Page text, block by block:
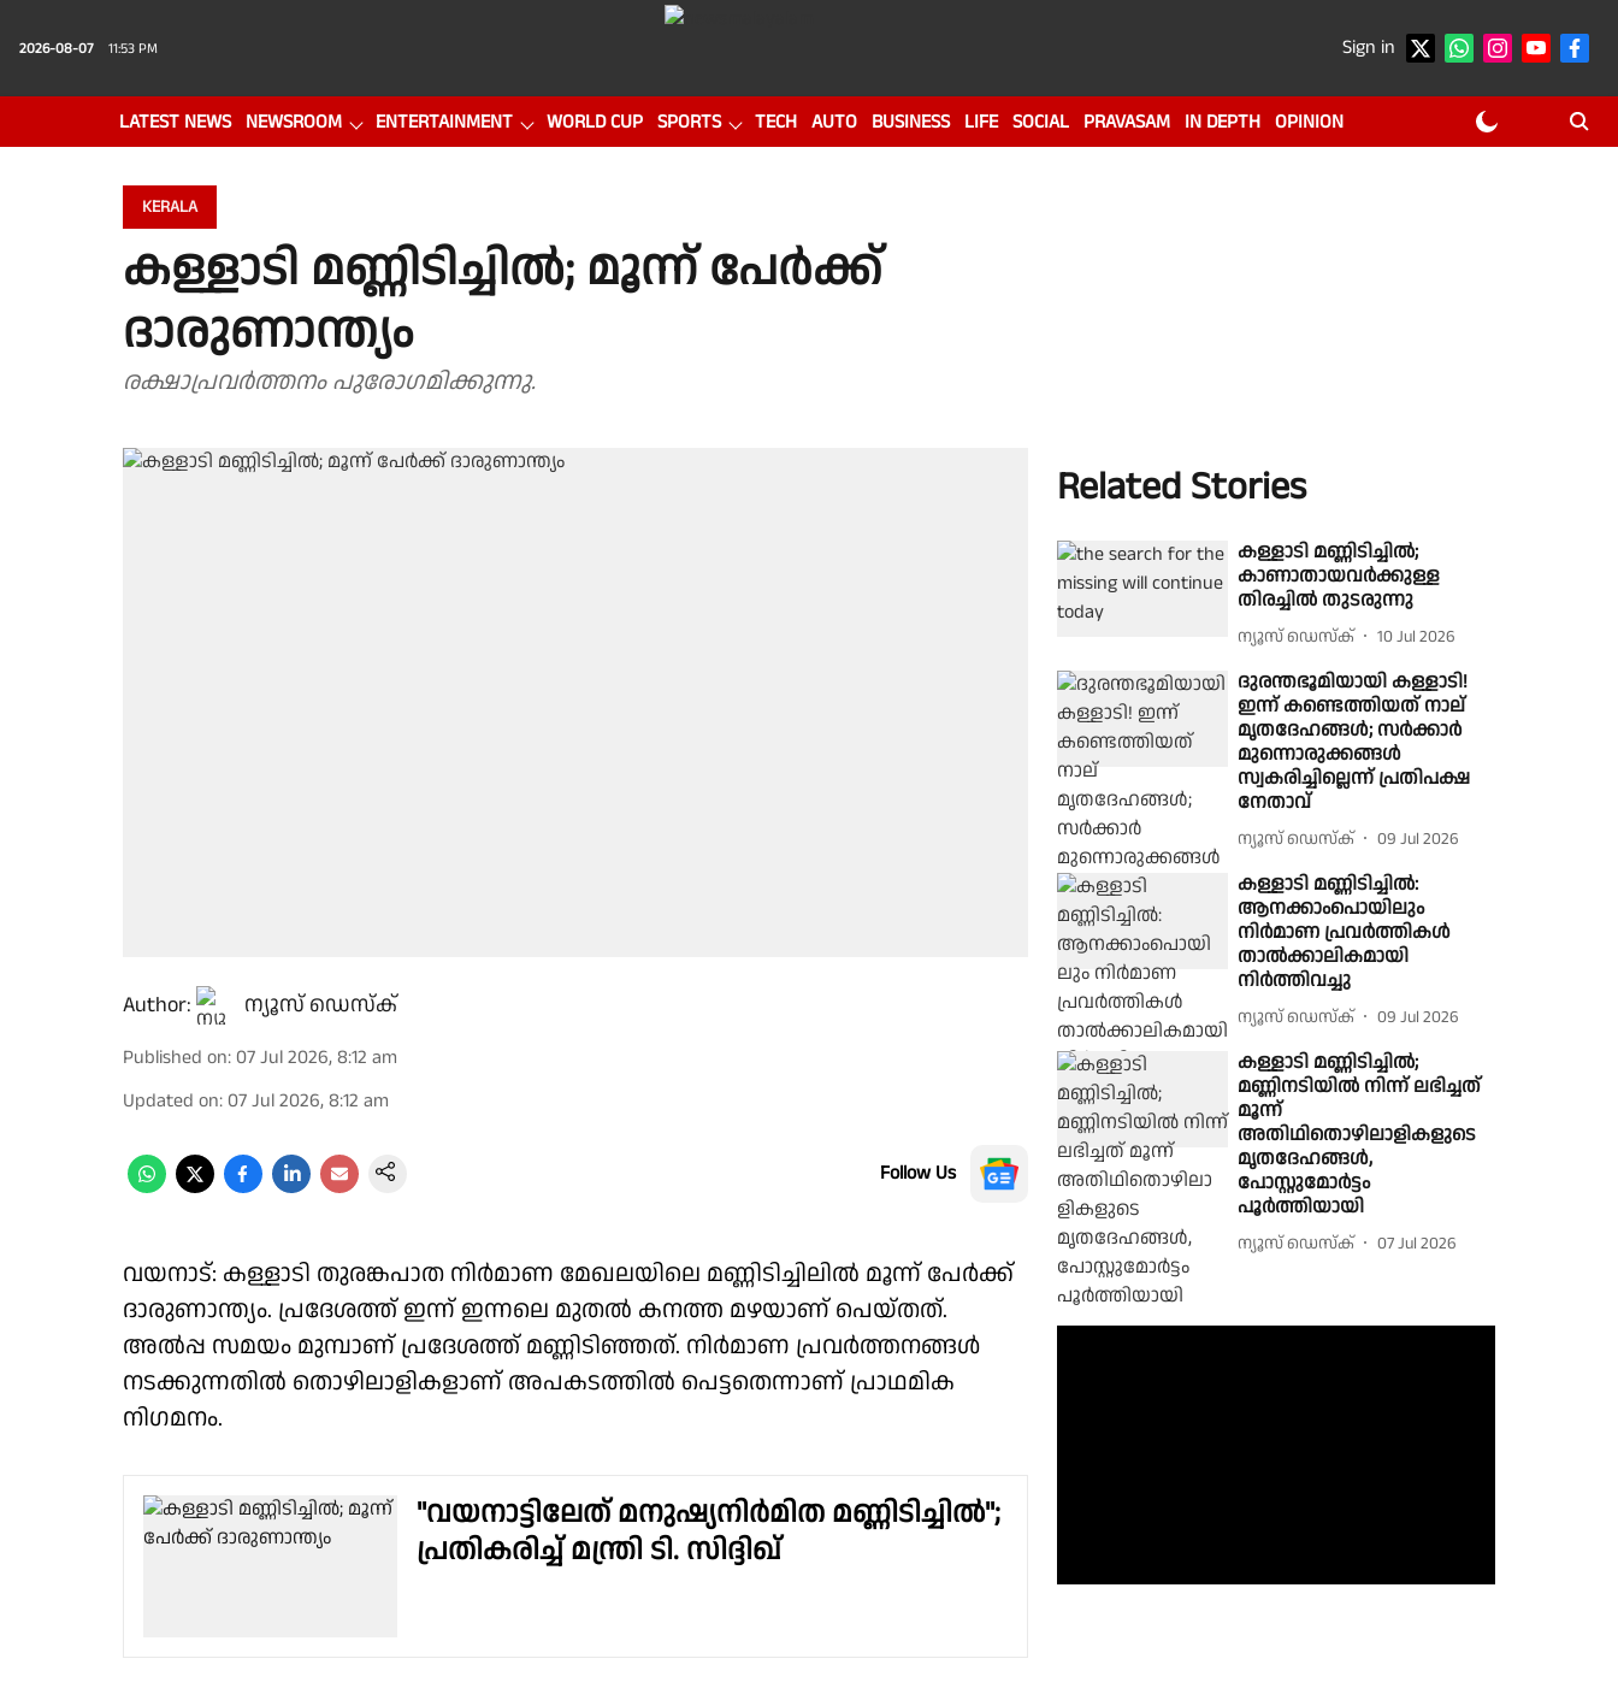
2026-08-07 11:53 PM Sign in
LATEST NEWS NEWSROOM ENTERTAINMENT WORLD CUP SPORTS TECH AUTO BUSINESS LIFE SOCIAL PRAVASAM IN DEPTH OPINION
KERALA
കള്ളാടി മണ്ണിടിച്ചിൽ; മൂന്ന് പേർക്ക്
ദാരുണാന്ത്യം
രക്ഷാപ്രവർത്തനം പുരോഗമിക്കുന്നു.
Author: ന്യൂസ് ഡെസ്ക്
Published on: 07 Jul 2026, 8:12 am
Updated on: 07 Jul 2026, 8:12 am
Follow Us
വയനാട്: കള്ളാടി തുരങ്കപാത നിർമാണ മേഖലയിലെ മണ്ണിടിച്ചിലിൽ മൂന്ന് പേർക്ക്
ദാരുണാന്ത്യം. പ്രദേശത്ത് ഇന്ന് ഇന്നലെ മുതൽ കനത്ത മഴയാണ് പെയ്തത്.
അൽപ്പ സമയം മുമ്പാണ് പ്രദേശത്ത് മണ്ണിടിഞ്ഞത്. നിർമാണ പ്രവർത്തനങ്ങൾ
നടക്കുന്നതിൽ തൊഴിലാളികളാണ് അപകടത്തിൽ പെട്ടതെന്നാണ് പ്രാഥമിക
നിഗമനം.
"വയനാട്ടിലേത് മനുഷ്യനിർമിത മണ്ണിടിച്ചിൽ";
പ്രതികരിച്ച് മന്ത്രി ടി. സിദ്ദിഖ്
Related Stories
കള്ളാടി മണ്ണിടിച്ചിൽ;
കാണാതായവർക്കുള്ള
തിരച്ചിൽ തുടരുന്നു
ന്യൂസ് ഡെസ്ക് 10 Jul 2026
ദുരന്തഭൂമിയായി കള്ളാടി!
ഇന്ന് കണ്ടെത്തിയത് നാല്
മൃതദേഹങ്ങൾ; സർക്കാർ
മുന്നൊരുക്കങ്ങൾ
സ്വകരിച്ചില്ലെന്ന് പ്രതിപക്ഷ
നേതാവ്
ന്യൂസ് ഡെസ്ക് 09 Jul 2026
കള്ളാടി മണ്ണിടിച്ചിൽ:
ആനക്കാംപൊയിലും
നിർമാണ പ്രവർത്തികൾ
താൽക്കാലികമായി
നിർത്തിവച്ചു
ന്യൂസ് ഡെസ്ക് 09 Jul 2026
കള്ളാടി മണ്ണിടിച്ചിൽ;
മണ്ണിനടിയിൽ നിന്ന് ലഭിച്ചത്
മൂന്ന്
അതിഥിതൊഴിലാളികളുടെ
മൃതദേഹങ്ങൾ,
പോസ്റ്റുമോർട്ടം
പൂർത്തിയായി
ന്യൂസ് ഡെസ്ക് 07 Jul 2026